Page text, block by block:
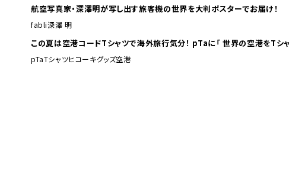
航空写真家・深澤明が写し出す旅客機の世界を大判ポスターでお届け！
fabli深澤 明
この夏は空港コードTシャツで海外旅行気分！
pTaTシャツヒコーキグッズ空港